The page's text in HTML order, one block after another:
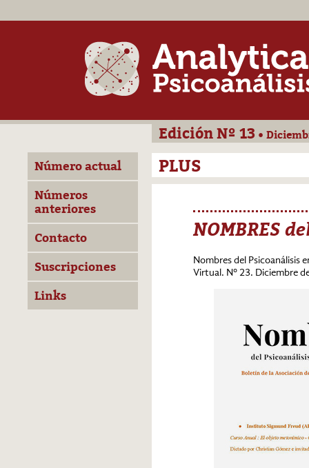
Número actual
Números
anteriores
Contacto
Suscripciones
Links
Edición Nº 13 •
PLUS
NOMBRES
Nombres del Psicoanálisis
Virtual. Nº 23. Diciembre